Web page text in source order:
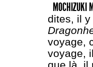
MOCHIZUKI
dites, il y
voyage,
voyage,